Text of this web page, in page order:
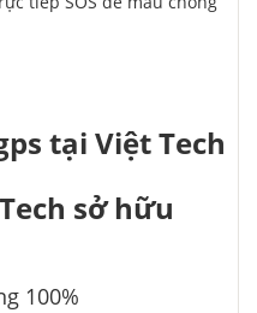
tại Việt Tech
sở hữu
100%